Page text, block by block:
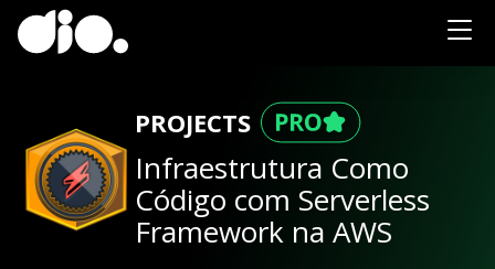
PROJECTS
Infraestrutura Como
Código com Serverless
Framework na AWS